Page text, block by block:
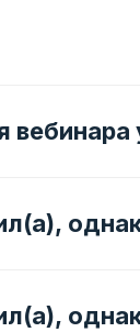
вебинара